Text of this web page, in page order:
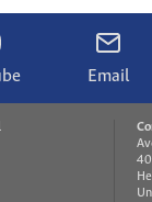
Email